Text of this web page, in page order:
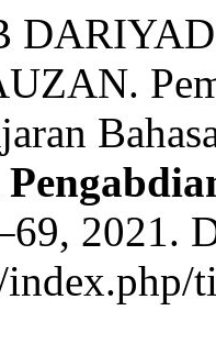
2021.